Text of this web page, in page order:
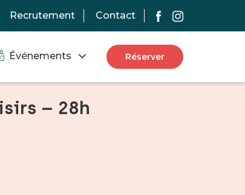
Recrutement Contact
Événements Réserver
– 28h